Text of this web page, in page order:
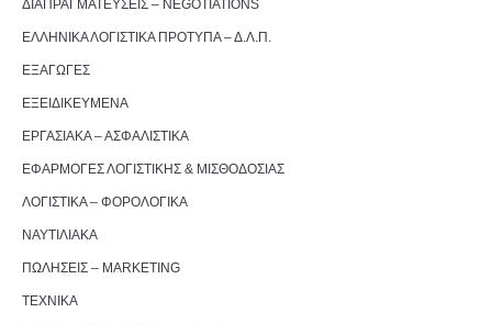
ΔΙΑΠΡΑΓΜΑΤΕΥΣΕΙΣ – NEGOTIATIONS
ΕΛΛΗΝΙΚΑ ΛΟΓΙΣΤΙΚΑ ΠΡΟΤΥΠΑ – Δ.Λ.Π.
ΕΞΑΓΩΓΕΣ
ΕΞΕΙΔΙΚΕΥΜΕΝΑ
ΕΡΓΑΣΙΑΚΑ – ΑΣΦΑΛΙΣΤΙΚΑ
ΕΦΑΡΜΟΓΕΣ ΛΟΓΙΣΤΙΚΗΣ & ΜΙΣΘΟΔΟΣΙΑΣ
ΛΟΓΙΣΤΙΚΑ – ΦΟΡΟΛΟΓΙΚΑ
ΝΑΥΤΙΛΙΑΚΑ
ΠΩΛΗΣΕΙΣ – MARKETING
ΤΕΧΝΙΚΑ